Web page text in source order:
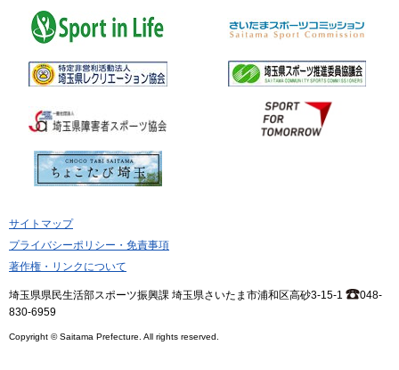
サイトマップ
プライバシーポリシー・免責事項
著作権・リンクについて
埼玉県県民生活部スポーツ振興課 埼玉県さいたま市浦和区高砂3-15-1
048-
830-6959
Copyright © Saitama Prefecture. All rights reserved.